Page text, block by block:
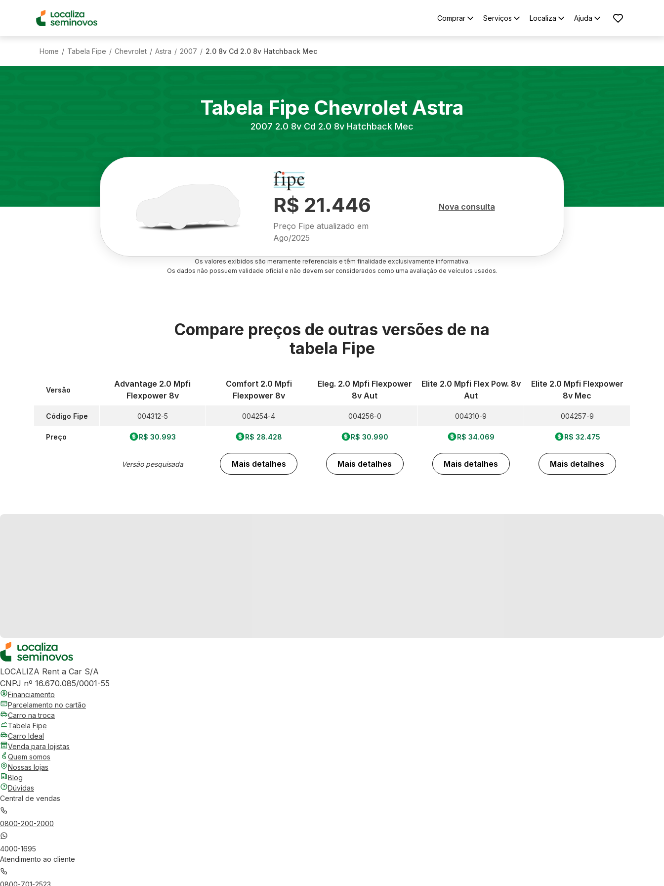
Comprar Serviços Localiza Ajuda
Home / Tabela Fipe / Chevrolet / Astra / 2007 / 2.0 8v Cd 2.0 8v Hatchback Mec
Tabela Fipe Chevrolet Astra
2007 2.0 8v Cd 2.0 8v Hatchback Mec
R$ 21.446
Preço Fipe atualizado em
Ago/2025
Nova consulta
Os valores exibidos são meramente referenciais e têm finalidade exclusivamente informativa.
Os dados não possuem validade oficial e não devem ser considerados como uma avaliação de veículos usados.
Compare preços de outras versões de na
tabela Fipe
Versão
Código Fipe
Preço
Advantage 2.0 Mpfi
Flexpower 8v
004312-5
R$ 30.993
Versão pesquisada
Comfort 2.0 Mpfi
Flexpower 8v
004254-4
R$ 28.428
Mais detalhes
Eleg. 2.0 Mpfi Flexpower
8v Aut
004256-0
R$ 30.990
Mais detalhes
Elite 2.0 Mpfi Flex Pow. 8v
Aut
004310-9
R$ 34.069
Mais detalhes
Elite 2.0 Mpfi Flexpower
8v Mec
004257-9
R$ 32.475
Mais detalhes
LOCALIZA Rent a Car S/A
CNPJ nº 16.670.085/0001-55
Financiamento
Parcelamento no cartão
Carro na troca
Tabela Fipe
Carro Ideal
Venda para lojistas
Quem somos
Nossas lojas
Blog
Dúvidas
Central de vendas
0800-200-2000
4000-1695
Atendimento ao cliente
0800-701-2523